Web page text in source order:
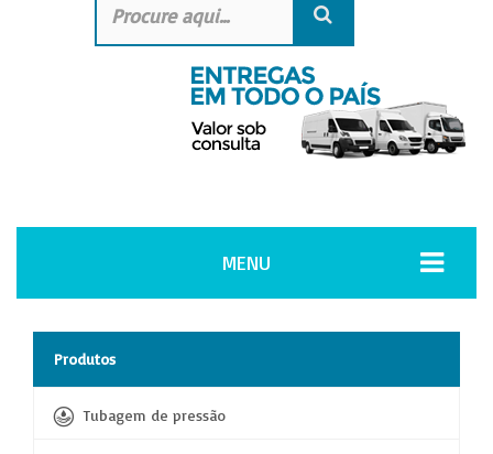
MENU
Produtos
Tubagem de pressão